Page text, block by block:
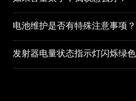
电池维护是否有特殊注意事项？
发射器电量状态指示灯闪烁绿